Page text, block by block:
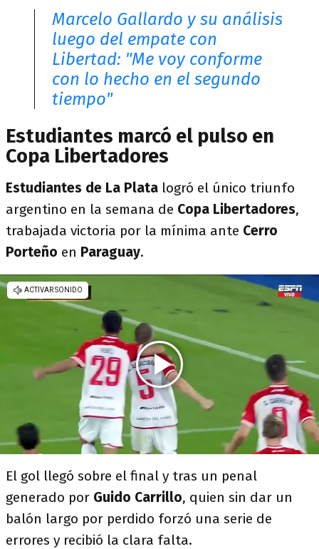
Marcelo Gallardo y su análisis
luego del empate con
Libertad: "Me voy conforme
con lo hecho en el segundo
tiempo"
Estudiantes marcó el pulso en
Copa Libertadores
Estudiantes de La Plata logró el único triunfo
argentino en la semana de Copa Libertadores,
trabajada victoria por la mínima ante Cerro
Porteño en Paraguay.
El gol llegó sobre el final y tras un penal
generado por Guido Carrillo, quien sin dar un
balón largo por perdido forzó una serie de
errores y recibió la clara falta.